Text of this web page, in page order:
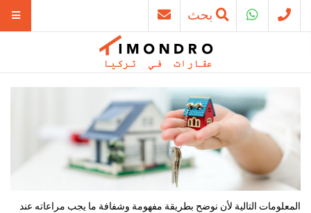
بحث
المعلومات التالية لأن نوضح بطريقة مفهومة وشفافة ما يجب مراعاته عند